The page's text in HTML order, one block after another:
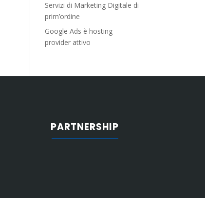
Servizi di Marketing Digitale di
prim’ordine
Google Ads è hosting
provider attivo
PARTNERSHIP